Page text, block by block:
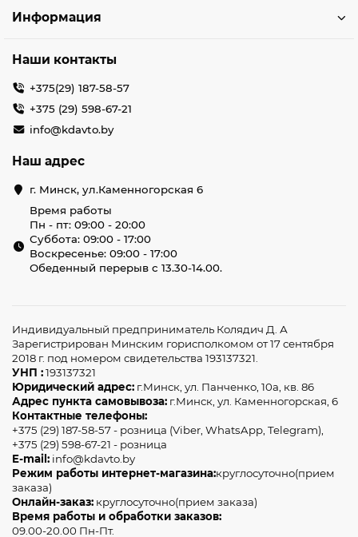
Информация
Наши контакты
+375(29) 187-58-57
+375 (29) 598-67-21
info@kdavto.by
Наш адрес
г. Минск, ул.Каменногорская 6
Время работы
Пн - пт: 09:00 - 20:00
Суббота: 09:00 - 17:00
Воскресенье: 09:00 - 17:00
Обеденный перерыв с 13.30-14.00.
Индивидуальный предприниматель Колядич Д. А
Зарегистрирован Минским горисполкомом от 17 сентября
2018 г. под номером свидетельства 193137321.
УНП :193137321
Юридический адрес: г.Минск, ул. Панченко, 10а, кв. 86
Адрес пункта самовывоза: г.Минск, ул. Каменногорская, 6
Контактные телефоны:
+375 (29) 187-58-57 - розница (Viber, WhatsApp, Telegram),
+375 (29) 598-67-21 - розница
E-mail: info@kdavto.by
Режим работы интернет-магазина:круглосуточно(прием
заказа)
Онлайн-заказ: круглосуточно(прием заказа)
Время работы и обработки заказов:
09.00-20.00 Пн-Пт.